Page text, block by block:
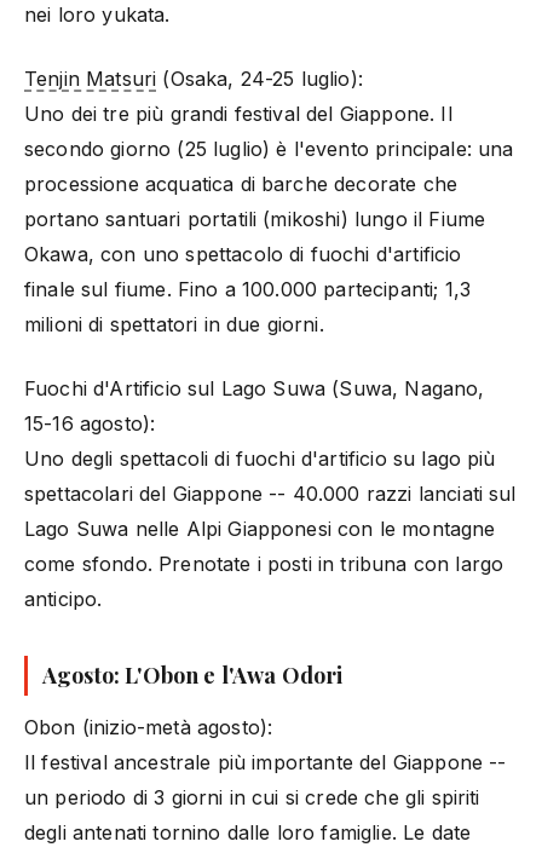
nei loro yukata.
Tenjin Matsuri (Osaka, 24-25 luglio):
Uno dei tre più grandi festival del Giappone. Il
secondo giorno (25 luglio) è l'evento principale: una
processione acquatica di barche decorate che
portano santuari portatili (mikoshi) lungo il Fiume
Okawa, con uno spettacolo di fuochi d'artificio
finale sul fiume. Fino a 100.000 partecipanti; 1,3
milioni di spettatori in due giorni.
Fuochi d'Artificio sul Lago Suwa (Suwa, Nagano,
15-16 agosto):
Uno degli spettacoli di fuochi d'artificio su lago più
spettacolari del Giappone -- 40.000 razzi lanciati sul
Lago Suwa nelle Alpi Giapponesi con le montagne
come sfondo. Prenotate i posti in tribuna con largo
anticipo.
Agosto: L'Obon e l'Awa Odori
Obon (inizio-metà agosto):
Il festival ancestrale più importante del Giappone --
un periodo di 3 giorni in cui si crede che gli spiriti
degli antenati tornino dalle loro famiglie. Le date